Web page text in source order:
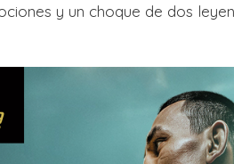
y un choque de dos